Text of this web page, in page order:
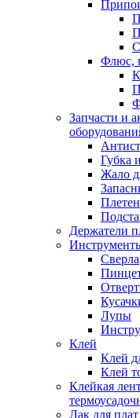
Флюс,
Запчасти и
Губка
Жало
Держатели
Сверла
Лупы
Клей
Клей
Клей
Клейкая
Лак для плат